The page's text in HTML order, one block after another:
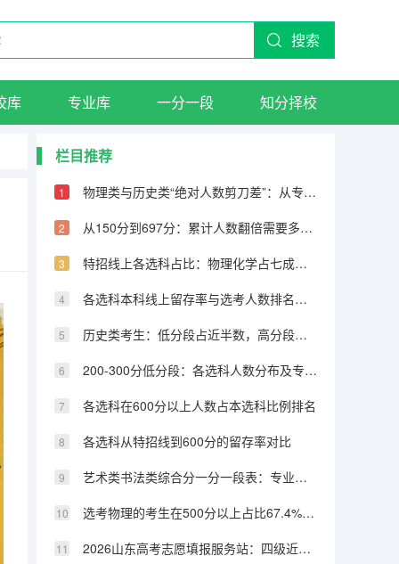
搜索
库 专业库 一分一段 知分择校
栏目推荐
物理类与历史类“绝对人数剪刀差”：从专科到600分物理反超22万人
从150分到697分：累计人数翻倍需要多少分，越高分段跨越越大
特招线上各选科占比：物理化学占七成，历史仅占三成
各选科本科线上留存率与选考人数排名完全相反
历史类考生：低分段占近半数，高分段锐减
200-300分低分段：各选科人数分布及专科保底策略
各选科在600分以上人数占本选科比例排名
各选科从特招线到600分的留存率对比
艺术类书法类综合分一分一段表：专业成绩占比70%，文化331分可上本科
选考物理的考生在500分以上占比67.4%，历史类仅32.8%
2026山东高考志愿填报服务站：四级近800个免费开放